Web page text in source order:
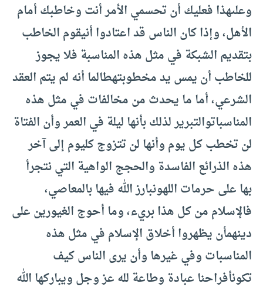
وعلىهذا فعليك أن تحسمي الأمر أنت وخاطبك أمام
الأهل، وإذا كان الناس قد اعتادوا أنيقوم الخاطب
بتقديم الشبكة في مثل هذه المناسبة فلا يجوز
للخاطب أن يمس يد مخطوبتهطالما أنه لم يتم العقد
الشرعي، أما ما يحدث من مخالفات في مثل هذه
المناسباتوالتبرير لذلك بأنها ليلة في العمر وأن الفتاة
لن تخطب كل يوم وأنها لن تتزوج كليوم إلى آخر
هذه الذرائع الفاسدة والحجج الواهية التي نتجرأ
بها على حرمات اللهونبارز الله فيها بالمعاصي،
فالإسلام من كل هذا بريء، وما أحوج الغيورين على
دينهمأن يظهروا أخلاق الإسلام في مثل هذه
المناسبات وفي غيرها وأن يرى الناس كيف
تكونأفراحنا عبادة وطاعة لله عز وجل ويباركها الله